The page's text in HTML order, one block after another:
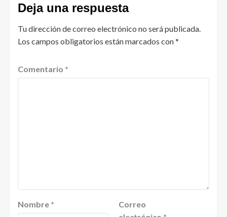
Deja una respuesta
Tu dirección de correo electrónico no será publicada.
Los campos obligatorios están marcados con*
Comentario *
Nombre *
Correo